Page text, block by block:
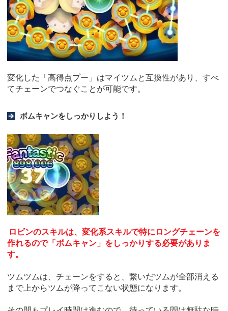
変化した「高得点プー」はマイツムと互換性があり、すべ
てチェーンでつなぐことが可能です。
ボムキャンをしっかりしよう！
ロビンのスキルは、変化系スキルで特にロングチェーンを
作れるので「ボムキャン」をしっかりする必要がありま
す。
ツムツムは、チェーンをすると、繋いだツムが全部消える
まで上からツムが降ってこない状態になります。